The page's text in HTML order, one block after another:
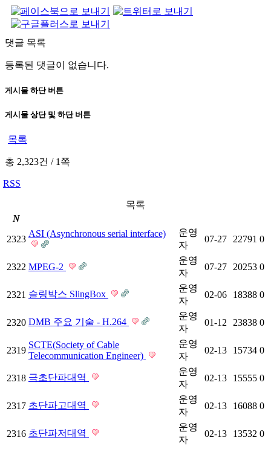
댓글 목록
등록된 댓글이 없습니다.
게시물 하단 버튼
게시물 상단 및 하단 버튼
목록
총 2,323건 /1쪽
RSS
목록
N
2323
ASI (Asynchronous serial interface)
운영
자
07-27 22791 0
2322 MPEG-2
운영
자
07-27 20253 0
2321 슬링박스 SlingBox
운영
자
02-06 18388 0
2320 DMB 주요 기술 - H.264
운영
자
01-12 23838 0
2319
SCTE(Society of Cable
Telecommunication Engineer)
운영
자
02-13 15734 0
2318 극초단파대역
운영
자
02-13 15555 0
2317 초단파고대역
운영
자
02-13 16088 0
2316 초단파저대역
운영
자
02-13 13532 0